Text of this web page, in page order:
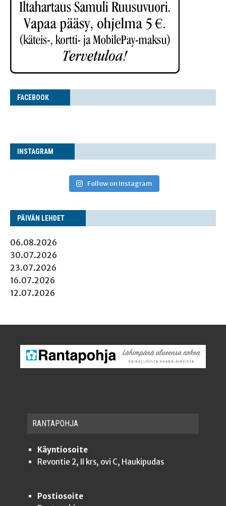
FACE­BOOK
INS­TA­GRAM
Follow on Instagram
PÄI­VÄN LEHDET
06.08.2026
30.07.2026
23.07.2026
16.07.2026
12.07.2026
RAN­TA­POH­JA
Käyntiosoite
Revontie 2, II krs, ovi C, Haukipudas
Postiosoite